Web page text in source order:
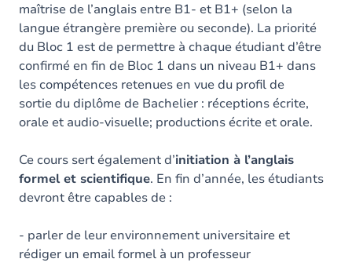
maîtrise de l’anglais entre B1- et B1+ (selon la
langue étrangère première ou seconde). La priorité
du Bloc 1 est de permettre à chaque étudiant d’être
confirmé en fin de Bloc 1 dans un niveau B1+ dans
les compétences retenues en vue du profil de
sortie du diplôme de Bachelier : réceptions écrite,
orale et audio-visuelle; productions écrite et orale.
Ce cours sert également d’initiation à l’anglais
formel et scientifique. En fin d’année, les étudiants
devront être capables de :
- parler de leur environnement universitaire et
rédiger un email formel à un professeur